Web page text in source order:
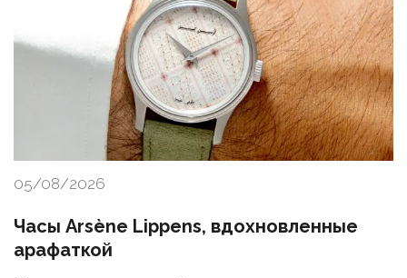
05/08/2026
Часы Arsène Lippens, вдохновленные
арафаткой